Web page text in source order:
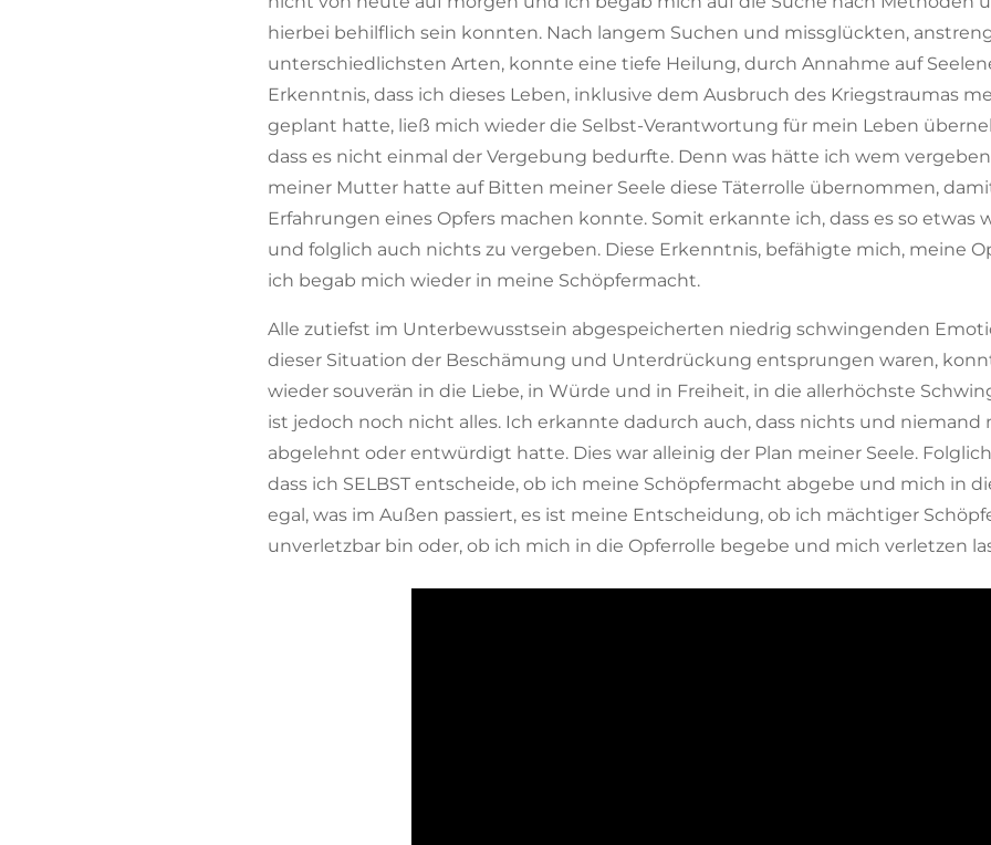
hierbei behilflich sein konnten. Nach langem Suchen und missglückten,
unterschiedlichsten Arten, konnte eine tiefe Heilung, durch Annahme auf
Erkenntnis, dass ich dieses Leben, inklusive dem Ausbruch des Kriegstraumas
geplant hatte, ließ mich wieder die Selbst-Verantwortung für mein Leben
dass es nicht einmal der Vergebung bedurfte. Denn was hätte ich wem
meiner Mutter hatte auf Bitten meiner Seele diese Täterrolle übernommen,
Erfahrungen eines Opfers machen konnte. Somit erkannte ich, dass es so etwas
und folglich auch nichts zu vergeben. Diese Erkenntnis, befähigte mich, meine
ich begab mich wieder in meine Schöpfermacht.
Alle zutiefst im Unterbewusstsein abgespeicherten niedrig schwingenden
dieser Situation der Beschämung und Unterdrückung entsprungen waren,
wieder souverän in die Liebe, in Würde und in Freiheit, in die allerhöchste
ist jedoch noch nicht alles. Ich erkannte dadurch auch, dass nichts und niemand
abgelehnt oder entwürdigt hatte. Dies war alleinig der Plan meiner Seele.
dass ich SELBST entscheide, ob ich meine Schöpfermacht abgebe und mich in
egal, was im Außen passiert, es ist meine Entscheidung, ob ich mächtiger
unverletzbar bin oder, ob ich mich in die Opferrolle begebe und mich verletzen